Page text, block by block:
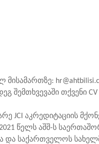
შემთხვევაში თქვენი
JCI აკრედიტაციის
წელს აშშ-ს
და საქართველოს